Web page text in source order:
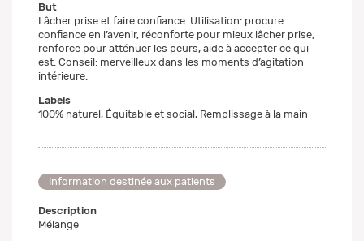
But
Lâcher prise et faire confiance. Utilisation: procure
confiance en l’avenir, réconforte pour mieux lâcher prise,
renforce pour atténuer les peurs, aide à accepter ce qui
est. Conseil: merveilleux dans les moments d’agitation
intérieure.
Labels
100% naturel, Équitable et social, Remplissage à la main
Information destinée aux patients
Description
Mélange